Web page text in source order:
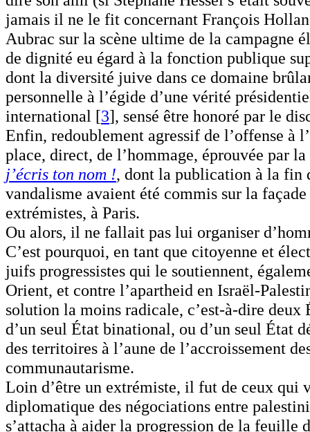
jamais il ne le fit concernant François
Aubrac sur la scène ultime de la campagne
de dignité eu égard à la fonction publique
dont la diversité juive dans ce domaine
personnelle à l’égide d’une vérité
international [3], sensé être honoré par le
Enfin, redoublement agressif de l’offense à
place, direct, de l’hommage, éprouvée par
j’écris ton nom !, dont la publication à la fin
vandalisme avaient été commis sur la
extrémistes, à Paris.
Ou alors, il ne fallait pas lui organiser
C’est pourquoi, en tant que citoyenne et
juifs progressistes qui le soutiennent,
Orient, et contre l’apartheid en Israël-
solution la moins radicale, c’est-à-dire
d’un seul État binational, ou d’un seul État
des territoires à l’aune de l’accroissement
communautarisme.
Loin d’être un extrémiste, il fut de ceux qui
diplomatique des négociations entre
s’attacha à aider la progression de la feuille